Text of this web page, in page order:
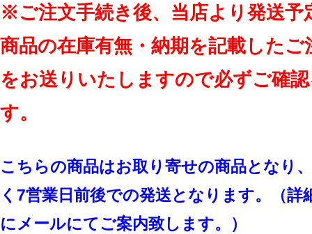
※ご注文手続き後、当店より発送予
商品の在庫有無・納期を記載したご
をお送りいたしますので必ずご確
す。
こちらの商品はお取り寄せの商品となり
く7営業日前後での発送となります。（詳
にメールにてご案内致します。）